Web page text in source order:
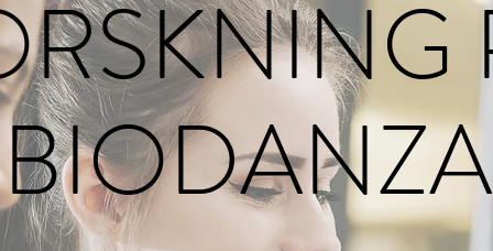
BIODANZA